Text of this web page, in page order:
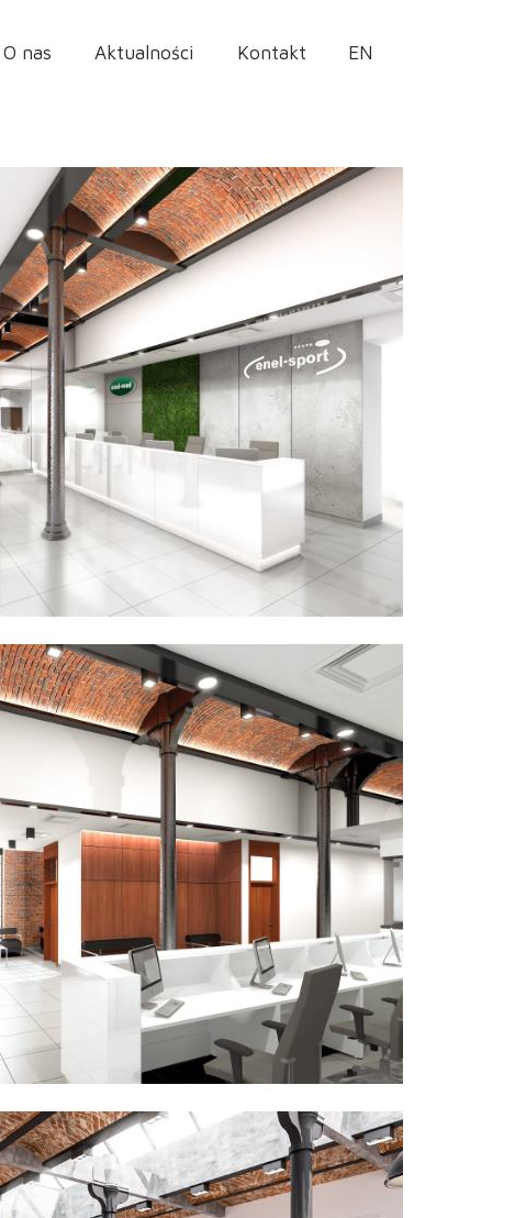
O nas Aktualności Kontakt EN